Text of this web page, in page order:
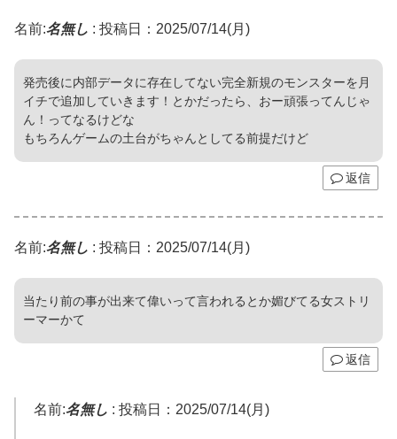
名前:名無し : 投稿日：2025/07/14(月)
発売後に内部データに存在してない完全新規のモンスターを月
イチで追加していきます！とかだったら、おー頑張ってんじゃ
ん！ってなるけどな
もちろんゲームの土台がちゃんとしてる前提だけど
返信
名前:名無し : 投稿日：2025/07/14(月)
当たり前の事が出来て偉いって言われるとか媚びてる女ストリ
ーマーかて
返信
名前:名無し : 投稿日：2025/07/14(月)